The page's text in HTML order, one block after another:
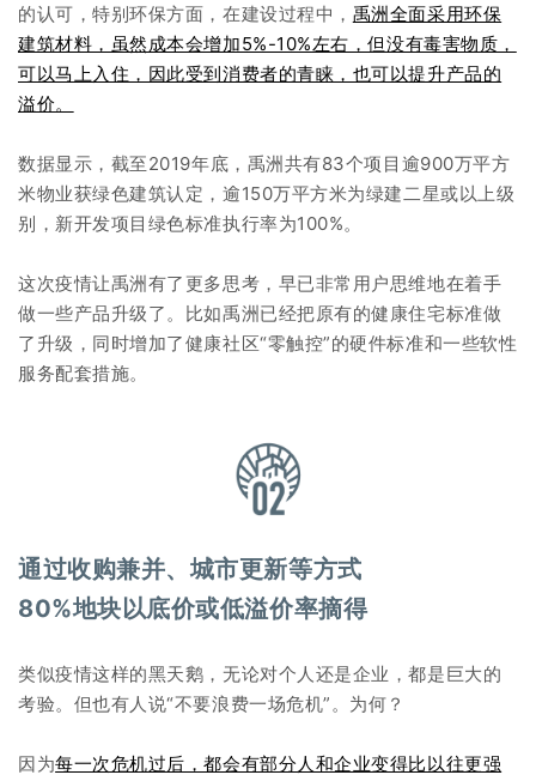
的认可，特别环保方面，在建设过程中， 禹洲全面采用环保
建筑材料，虽然成本会增加5%-10%左右，但没有毒害物质，
可以马上入住，因此受到消费者的青睐，也可以提升产品的
溢价。
数据显示，截至2019年底，禹洲共有83个项目逾900万平方
米物业获绿色建筑认定，逾150万平方米为绿建二星或以上级
别，新开发项目绿色标准执行率为100%。
这次疫情让禹洲有了更多思考，早已非常用户思维地在着手
做一些产品升级了。比如禹洲已经把原有的健康住宅标准做
了升级，同时增加了健康社区“零触控”的硬件标准和一些软性
服务配套措施。
通过收购兼并、城市更新等方式
80%地块以底价或低溢价率摘得
类似疫情这样的黑天鹅，无论对个人还是企业，都是巨大的
考验。但也有人说“不要浪费一场危机”。为何？
因为每一次危机过后，都会有部分人和企业变得比以往更强